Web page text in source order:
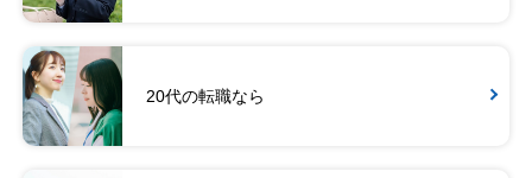
20代の転職なら